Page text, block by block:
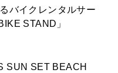
バイクレンタルサー
STAND」
SUN SET BEACH